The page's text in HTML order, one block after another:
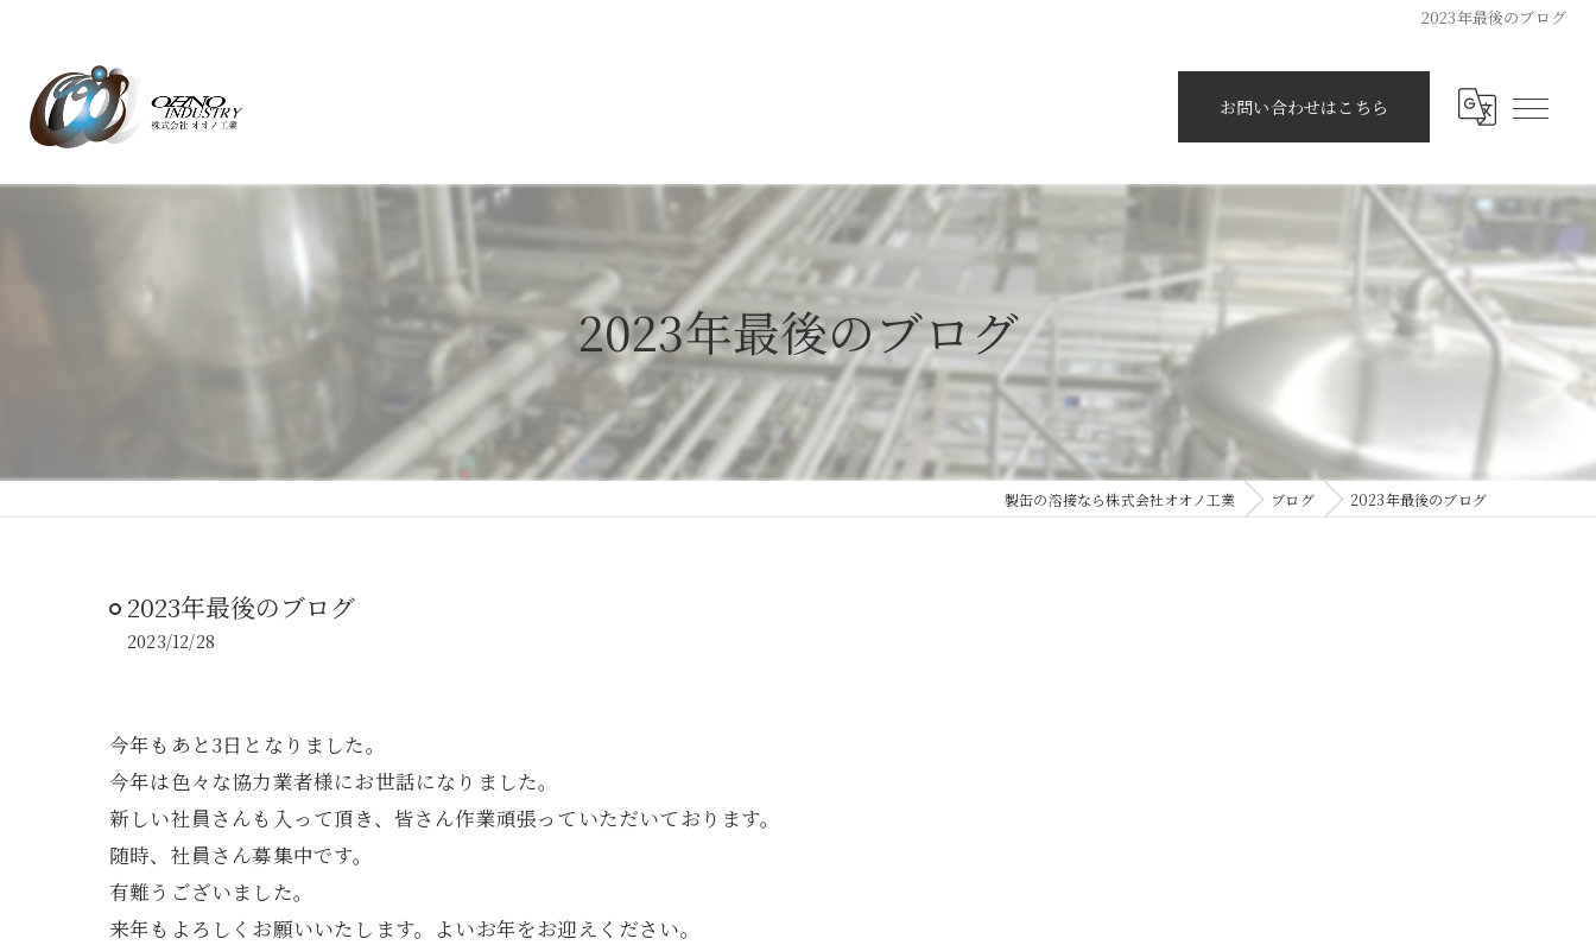
2023年最後のブログ
お問い合わせはこちら
2023年最後のブログ
製缶の溶接なら株式会社オオノ工業 ブログ 2023年最後のブログ
2023年最後のブログ
2023/12/28
今年もあと3日となりました。
今年は色々な協力業者様にお世話になりました。
新しい社員さんも入って頂き、皆さん作業頑張っていただいております。
随時、社員さん募集中です。
有難うございました。
来年もよろしくお願いいたします。よいお年をお迎えください。